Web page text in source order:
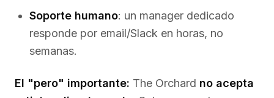
Soporte humano: un manager dedicado
responde por email/Slack en horas, no
semanas.
El "pero" importante: The Orchard no acepta